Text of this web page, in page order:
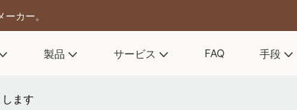
カー。
製品 サービス FAQ 手段
ます